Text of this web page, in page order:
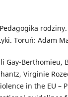
Toruń: Adam
Gay-Berthomieu,
Virginie
in the EU –